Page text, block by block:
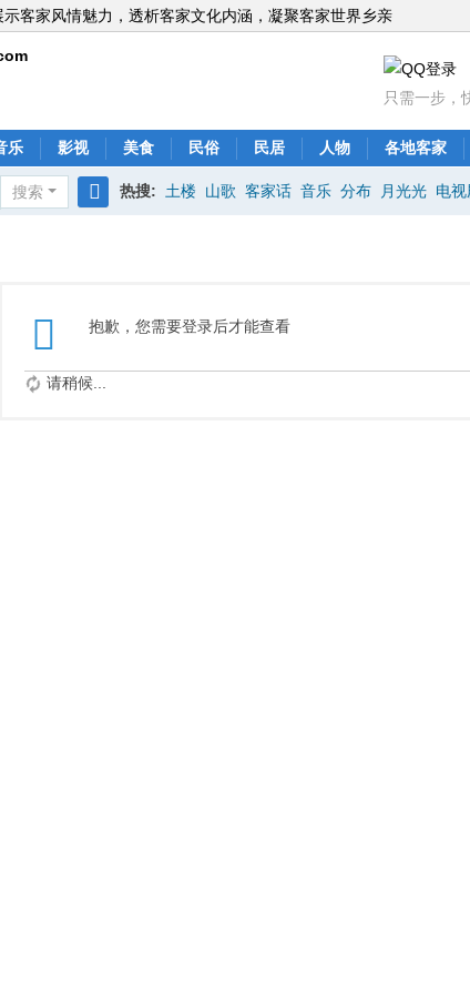
示客家风情魅力，透析客家文化内涵，凝聚客家世界乡亲
只需一步，
乐 影视 美食 民俗 民居 人物 各地客家
搜索 热搜: 土楼 山歌 客家话 音乐 分布 月光光 电视
抱歉，您需要登录后才能查看
请稍候...